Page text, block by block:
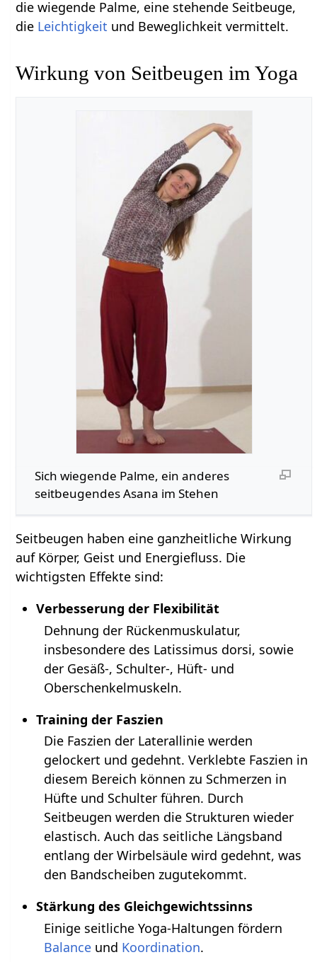
die wiegende Palme, eine stehende Seitbeuge,
die Leichtigkeit und Beweglichkeit vermittelt.
Wirkung von Seitbeugen im Yoga
Sich wiegende Palme, ein anderes
seitbeugendes Asana im Stehen
Seitbeugen haben eine ganzheitliche Wirkung
auf Körper, Geist und Energiefluss. Die
wichtigsten Effekte sind:
Verbesserung der Flexibilität
Dehnung der Rückenmuskulatur,
insbesondere des Latissimus dorsi, sowie
der Gesäß-, Schulter-, Hüft- und
Oberschenkelmuskeln.
Training der Faszien
Die Faszien der Laterallinie werden
gelockert und gedehnt. Verklebte Faszien in
diesem Bereich können zu Schmerzen in
Hüfte und Schulter führen. Durch
Seitbeugen werden die Strukturen wieder
elastisch. Auch das seitliche Längsband
entlang der Wirbelsäule wird gedehnt, was
den Bandscheiben zugutekommt.
Stärkung des Gleichgewichtssinns
Einige seitliche Yoga-Haltungen fördern
Balance und Koordination.